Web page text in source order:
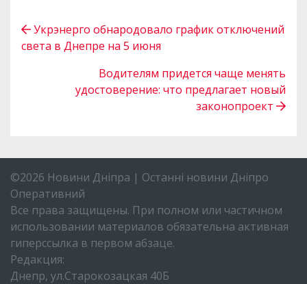
Укрэнерго обнародовало график отключений
света в Днепре на 5 июня
Водителям придется чаще менять
удостоверение: что предлагает новый
законопроект
©2026 Новини Дніпра | Останні новини Дніпро
Оперативний
Все права защищены. При полном или частичном
использовании материалов обязательна активная
гиперссылка в первом абзаце.
Редакция:
Днепр, ул.Старокозацкая 40Б